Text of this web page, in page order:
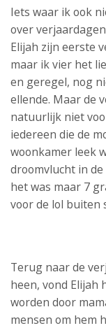
Iets waar ik ook
over
Elijah zijn eerste
maar ik vier het
en geregel, nog
ellende. Maar de
natuurlijk niet
iedereen die de
woonkamer leek
droomvlucht in de
het was maar 7
voor de lol buiten
Terug naar de
heen, vond Elijah
worden door
mensen om hem